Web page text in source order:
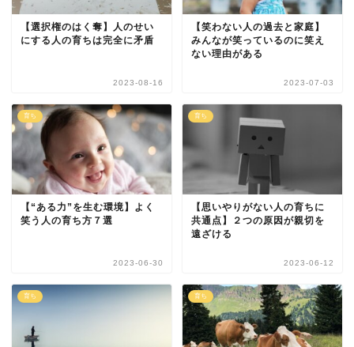
【選択権のはく奪】人のせい
にする人の育ちは完全に矛盾
2023-08-16
【笑わない人の過去と家庭】
みんなが笑っているのに笑え
ない理由がある
2023-07-03
育ち
【“ある力”を生む環境】よく
笑う人の育ち方７選
2023-06-30
育ち
【思いやりがない人の育ちに
共通点】２つの原因が親切を
遠ざける
2023-06-12
育ち 育ち